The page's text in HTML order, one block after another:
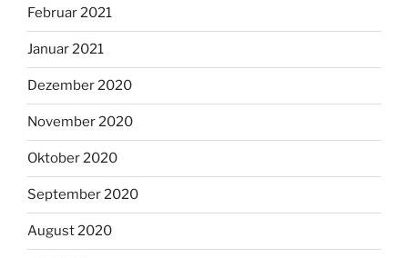
Februar 2021
Januar 2021
Dezember 2020
November 2020
Oktober 2020
September 2020
August 2020